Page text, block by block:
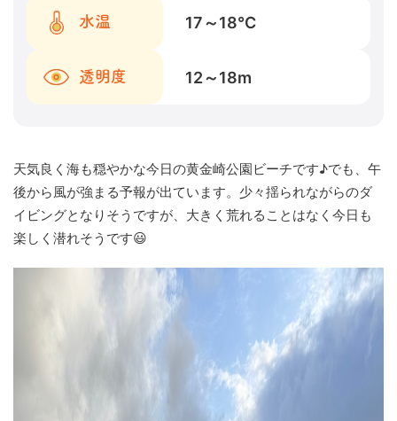
水温 17～18℃
透明度 12～18m
天気良く海も穏やかな今日の黄金崎公園ビーチです♪でも、午
後から風が強まる予報が出ています。少々揺られながらのダ
イビングとなりそうですが、大きく荒れることはなく今日も
楽しく潜れそうです😃